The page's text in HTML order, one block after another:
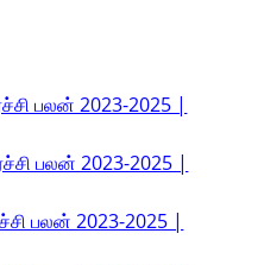
பலன் 2023-2025 |
பலன் 2023-2025 |
பலன் 2023-2025 |